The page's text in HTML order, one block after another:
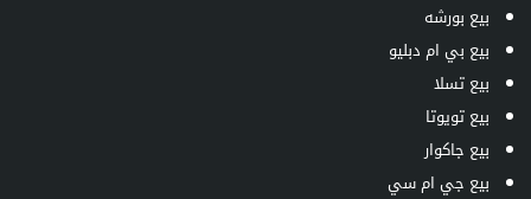
بيع بورشه
بيع بي ام دبليو
بيع تسلا
بيع تويوتا
بيع جاكوار
بيع جي ام سي